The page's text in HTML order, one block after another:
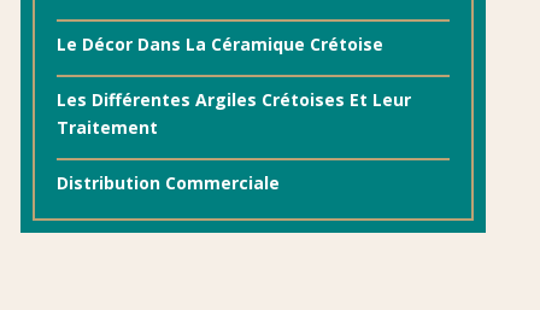
Le Décor Dans La Céramique Crétoise
Les Différentes Argiles Crétoises Et Leur
Traitement
Distribution Commerciale